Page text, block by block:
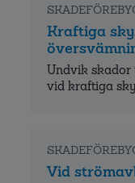
Kraftiga
Undvik
vid kraftiga
Vid